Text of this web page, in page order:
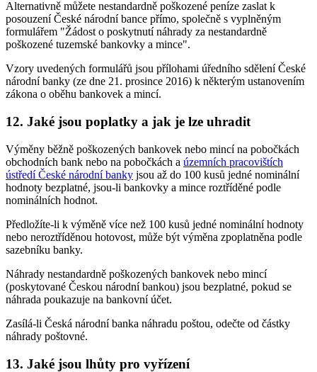
Alternativně můžete nestandardně poškozené peníze zaslat k
posouzení České národní bance přímo, společně s vyplněným
formulářem "Žádost o poskytnutí náhrady za nestandardně
poškozené tuzemské bankovky a mince".
Vzory uvedených formulářů jsou přílohami úředního sdělení České
národní banky (ze dne 21. prosince 2016) k některým ustanovením
zákona o oběhu bankovek a mincí.
12. Jaké jsou poplatky a jak je lze uhradit
Výměny běžně poškozených bankovek nebo mincí na pobočkách
obchodních bank nebo na pobočkách a územních pracovištích
ústředí České národní banky jsou až do 100 kusů jedné nominální
hodnoty bezplatné, jsou-li bankovky a mince roztříděné podle
nominálních hodnot.
Předložíte-li k výměně více než 100 kusů jedné nominální hodnoty
nebo neroztříděnou hotovost, může být výměna zpoplatněna podle
sazebníku banky.
Náhrady nestandardně poškozených bankovek nebo mincí
(poskytované Českou národní bankou) jsou bezplatné, pokud se
náhrada poukazuje na bankovní účet.
Zasílá-li Česká národní banka náhradu poštou, odečte od částky
náhrady poštovné.
13. Jaké jsou lhůty pro vyřízení